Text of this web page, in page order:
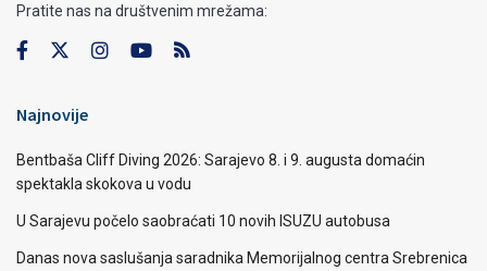
Pratite nas na društvenim mrežama:
Najnovije
Bentbaša Cliff Diving 2026: Sarajevo 8. i 9. augusta domaćin
spektakla skokova u vodu
U Sarajevu počelo saobraćati 10 novih ISUZU autobusa
Danas nova saslušanja saradnika Memorijalnog centra Srebrenica